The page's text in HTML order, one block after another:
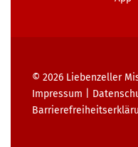
© 2026 Liebenzeller
Impressum